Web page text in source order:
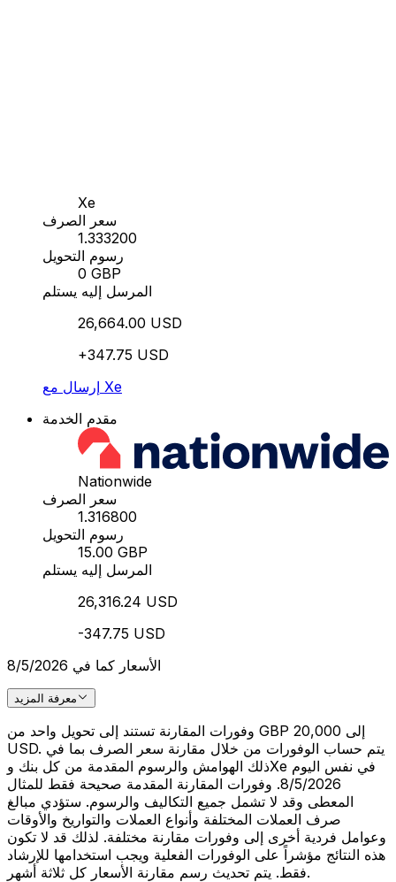
Xe
سعر الصرف
1.333200
رسوم التحويل
0 GBP
المرسل إليه يستلم
26,664.00 USD
+347.75 USD
إرسال مع Xe
مقدم الخدمة
Nationwide
سعر الصرف
1.316800
رسوم التحويل
15.00 GBP
المرسل إليه يستلم
26,316.24 USD
-347.75 USD
الأسعار كما في 8/5/2026
معرفة المزيد
وفورات المقارنة تستند إلى تحويل واحد من GBP 20,000 إلى
USD. يتم حساب الوفورات من خلال مقارنة سعر الصرف بما في
ذلك الهوامش والرسوم المقدمة من كل بنك وXe في نفس اليوم
8/5/2026. وفورات المقارنة المقدمة صحيحة فقط للمثال
المعطى وقد لا تشمل جميع التكاليف والرسوم. ستؤدي مبالغ
صرف العملات المختلفة وأنواع العملات والتواريخ والأوقات
وعوامل فردية أخرى إلى وفورات مقارنة مختلفة. لذلك قد لا تكون
هذه النتائج مؤشراً على الوفورات الفعلية ويجب استخدامها للإرشاد
فقط. يتم تحديث رسم مقارنة الأسعار كل ثلاثة أشهر.